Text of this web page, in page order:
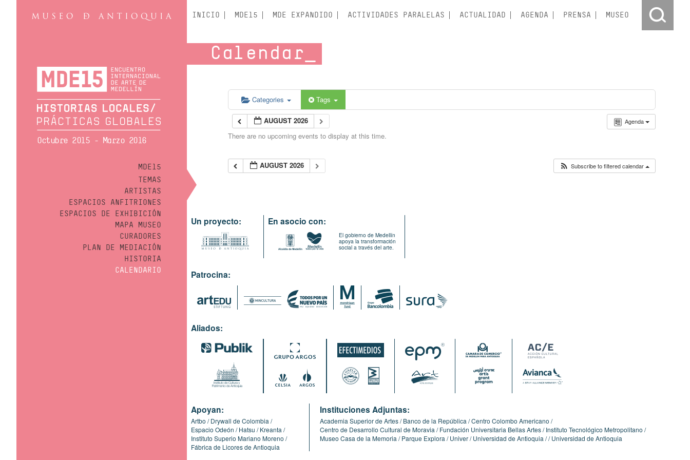
Octubre 2015 - Marzo 2016
MDE15
TEMAS
ARTISTAS
ESPACIOS ANFITRIONES
ESPACIOS DE EXHIBICIÓN
MAPA MUSEO
CURADORES
PLAN DE MEDIACIÓN
HISTORIA
CALENDARIO
INICIO MDE15 MDE EXPANDIDO ACTIVIDADES PARALELAS ACTUALIDAD AGENDA PRENSA MUSEO
Calendar
Categories Tags
Agenda
AUGUST 2026
There are no upcoming events to display at this time.
AUGUST 2026 Subscribe to filtered calendar
Un proyecto: En asocio con:
El gobierno de Medellín
apoya la transformación
social a través del arte.
Patrocina:
Aliados:
Apoyan:
Artbo
Drywall de Colombia
Espacio Odeón
Hatsu
Kreanta
Instituto Superio Mariano Moreno
Fábrica de Licores de Antioquia
Instituciones Adjuntas:
Academia Superior de Artes Banco de la República Centro Colombo Americano
Centro de Desarrollo Cultural de Moravia
Fundación Universitaria Bellas Artes Instituto Tecnológico Metropolitano
Museo Casa de la Memoria
Parque Explora Univer Universidad de Antioquia Universidad de Antioquia